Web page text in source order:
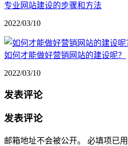
专业网站建设的步骤和方法
2022/03/10
如何才能做好营销网站的建设呢？
2022/03/10
发表评论
发表评论
邮箱地址不会被公开。 必填项已用